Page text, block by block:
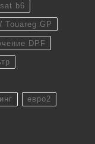
b6
Touareg GP
DPF
евро2